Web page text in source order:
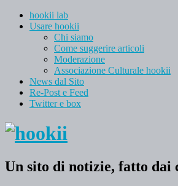
hookii lab
Usare hookii
Chi siamo
Come suggerire articoli
Moderazione
Associazione Culturale hookii
News dal Sito
Re-Post e Feed
Twitter e box
Un sito di notizie, fatto dai